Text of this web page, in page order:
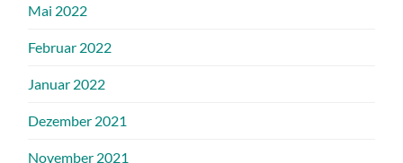
Mai 2022
Februar 2022
Januar 2022
Dezember 2021
November 2021